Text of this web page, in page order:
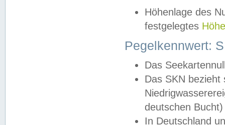
Höhenlage des
festgelegtes
Pegelkennwert:
Das
Das SKN
deutschen
In Deutschland